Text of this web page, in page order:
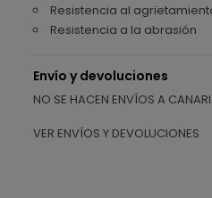
Resistencia al
Resistencia a la abrasión
Envío y devoluciones
NO SE HACEN ENVÍOS A
VER ENVÍOS Y DEVOLUCIONES